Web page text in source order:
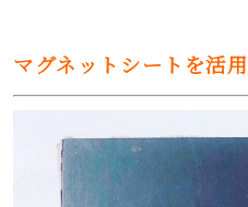
マグネットシートを活用